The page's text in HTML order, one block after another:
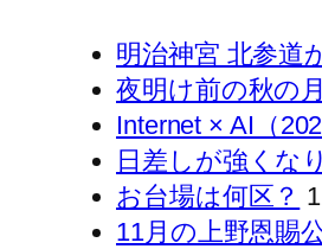
明治神宮 北参道
夜明け前の秋の月
Internet × AI（
日差しが強くな
お台場は何区？
11月の上野恩賜